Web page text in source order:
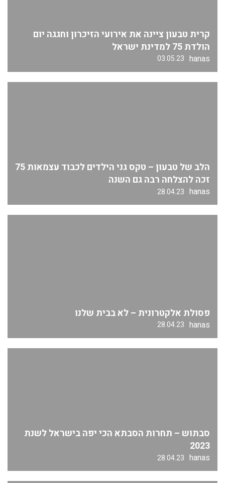
קרית טבעון ציינה את אירועי הזיכרון וחגגה יום
הולדת 75 למדינת ישראל
hanas
03.05.23
הלב של טבעון – טקס גני הילדים לכבוד עצמאות 75
זכה להצלחה רבה גם השנה
hanas
28.04.23
פסולת אלקטרונית – לא בבית שלנו
hanas
28.04.23
סבתוש – תחרות הסבתא הכי יפה בישראל לשנת
2023
hanas
28.04.23